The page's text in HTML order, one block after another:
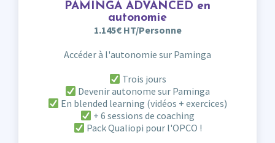
PAMINGA ADVANCED en
autonomie
1.145€ HT/Personne
Accéder à l'autonomie sur Paminga
Trois jours
Devenir autonome sur Paminga
En blended learning (vidéos + exercices)
+ 6 sessions de coaching
Pack Qualiopi pour l'OPCO !